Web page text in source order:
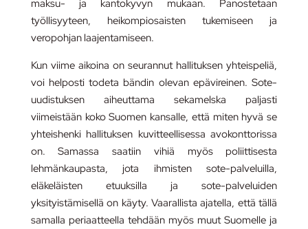
maksu- ja kantokyvyn mukaan. Panostetaan
työllisyyteen, heikompiosaisten tukemiseen ja
veropohjan laajentamiseen.
Kun viime aikoina on seurannut hallituksen yhteispeliä,
voi helposti todeta bändin olevan epävireinen. Sote-
uudistuksen aiheuttama sekamelska paljasti
viimeistään koko Suomen kansalle, että miten hyvä se
yhteishenki hallituksen kuvitteellisessa avokonttorissa
on. Samassa saatiin vihiä myös poliittisesta
lehmänkaupasta, jota ihmisten sote-palveluilla,
eläkeläisten etuuksilla ja sote-palveluiden
yksityistämisellä on käyty. Vaarallista ajatella, että tällä
samalla periaatteella tehdään myös muut Suomelle ja